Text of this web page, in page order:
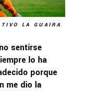
LA GUAIRA
sentirse
lo ha
porque
me dio la